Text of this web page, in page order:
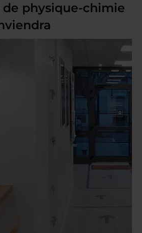
physique-chimie